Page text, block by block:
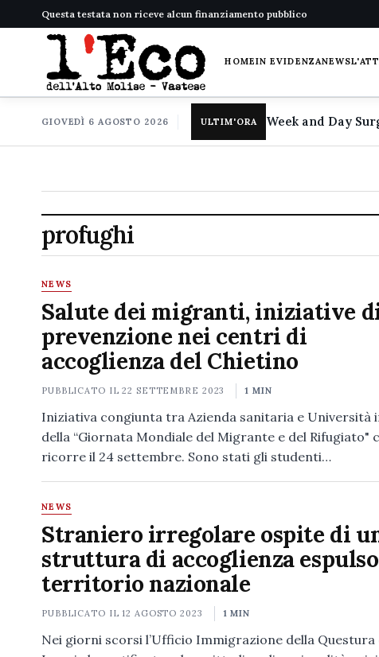
Questa testata non riceve alcun finanziamento pubblico
HOMEIN EVIDENZANEWS
GIOVEDÌ 6 AGOSTO 2026 ULTIM'ORA
profughi
NEWS
Salute dei migranti, iniziative
prevenzione nei centri di
accoglienza del Chietino
PUBBLICATO IL22 SETTEMBRE 2023 1 MIN
Iniziativa congiunta tra Azienda sanitaria e Università
della “Giornata Mondiale del Migrante e del Rifugiato"
ricorre il 24 settembre. Sono stati gli studenti…
NEWS
Straniero irregolare ospite di
struttura di accoglienza
territorio nazionale
PUBBLICATO IL12 AGOSTO 2023 1 MIN
Nei giorni scorsi l’Ufficio Immigrazione della Questura